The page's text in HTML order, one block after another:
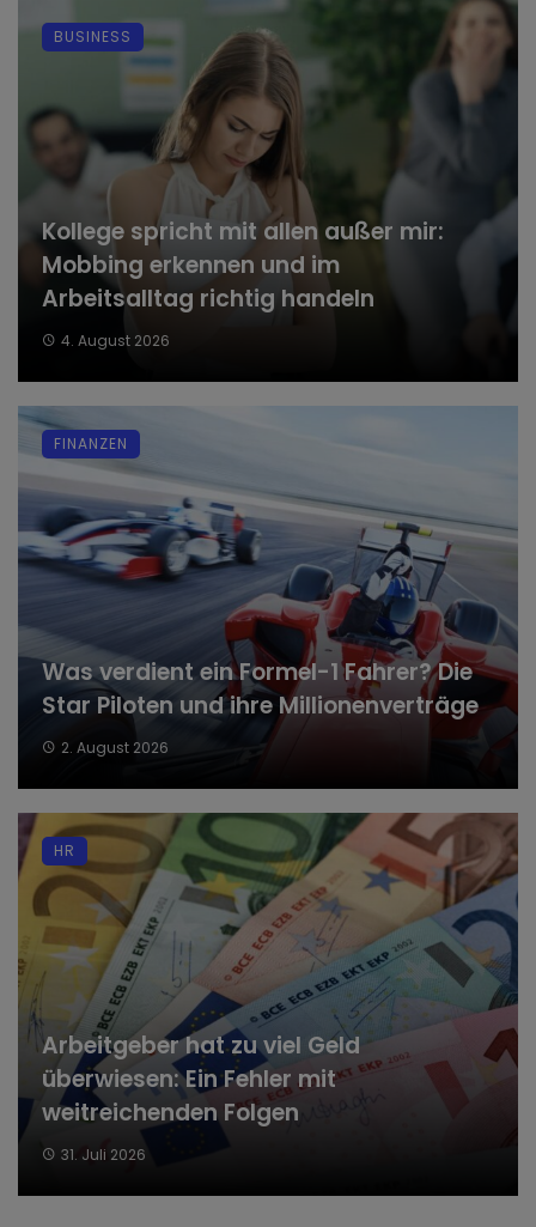
Kollege spricht mit allen außer mir:
Mobbing erkennen und im
Arbeitsalltag richtig handeln
4. August 2026
BUSINESS
Was verdient ein Formel-1 Fahrer? Die
Star Piloten und ihre Millionenverträge
2. August 2026
FINANZEN
Arbeitgeber hat zu viel Geld
überwiesen: Ein Fehler mit
weitreichenden Folgen
31. Juli 2026
HR